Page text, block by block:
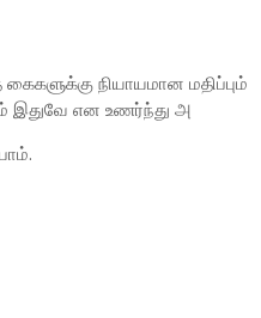
நியாயமான மதிப்பும்
இதுவே என உணர்ந்து அ